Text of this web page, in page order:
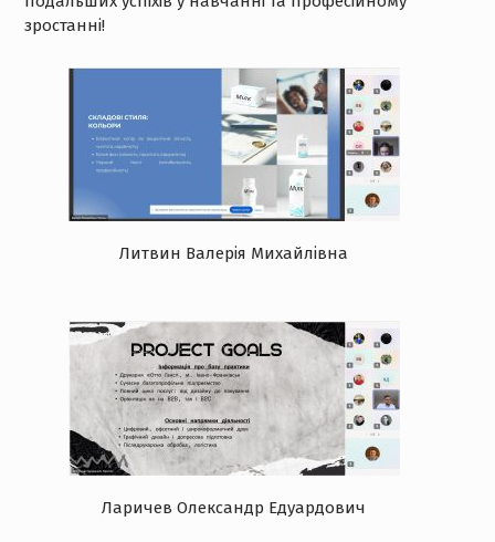
зростанні!
Литвин Валерія Михайлівна
Ларичев Олександр Едуардович